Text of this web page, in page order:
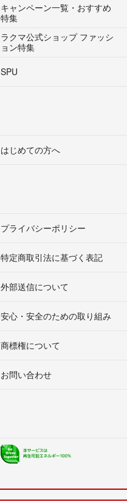
キャンペーン一覧・おすすめ
特集
ラクマ公式ショップ ファッシ
ョン特集
SPU
はじめての方へ
プライバシーポリシー
特定商取引法に基づく表記
外部送信について
安心・安全のための取り組み
商標権について
お問い合わせ